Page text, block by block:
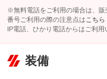
※無料電話をご利用の場合は、
番号ご利用の際の注意点は こちら
IP電話、ひかり電話からはご利用
装備